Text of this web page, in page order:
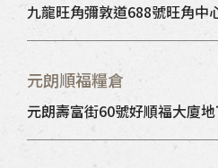
九龍旺角彌敦道688號旺角中
元朗順福糧倉
元朗壽富街60號好順福大廈